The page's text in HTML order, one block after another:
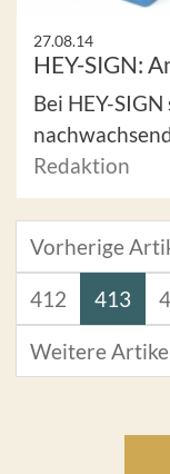
27.08.14
HEY-SIGN:
Bei HEY-
Redaktion
Vorherige
412 413
Weitere